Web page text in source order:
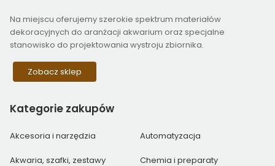
Na miejscu oferujemy szerokie spektrum materiałów
dekoracyjnych do aranżacji akwarium oraz specjalne
stanowisko do projektowania wystroju zbiornika.
Zobacz sklep
Kategorie zakupów
Akcesoria i narzędzia Automatyzacja
Akwaria, szafki, zestawy Chemia i preparaty